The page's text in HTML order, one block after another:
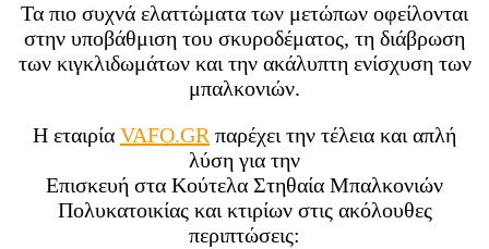
Τα πιο συχνά ελαττώματα των μετώπων οφείλονται
στην υποβάθμιση του σκυροδέματος, τη διάβρωση
των κιγκλιδωμάτων και την ακάλυπτη ενίσχυση των
μπαλκονιών.
Η εταιρία VAFO.GR παρέχει την τέλεια και απλή
λύση για την
Επισκευή στα Κούτελα Στηθαία Μπαλκονιών
Πολυκατοικίας και κτιρίων στις ακόλουθες
περιπτώσεις: